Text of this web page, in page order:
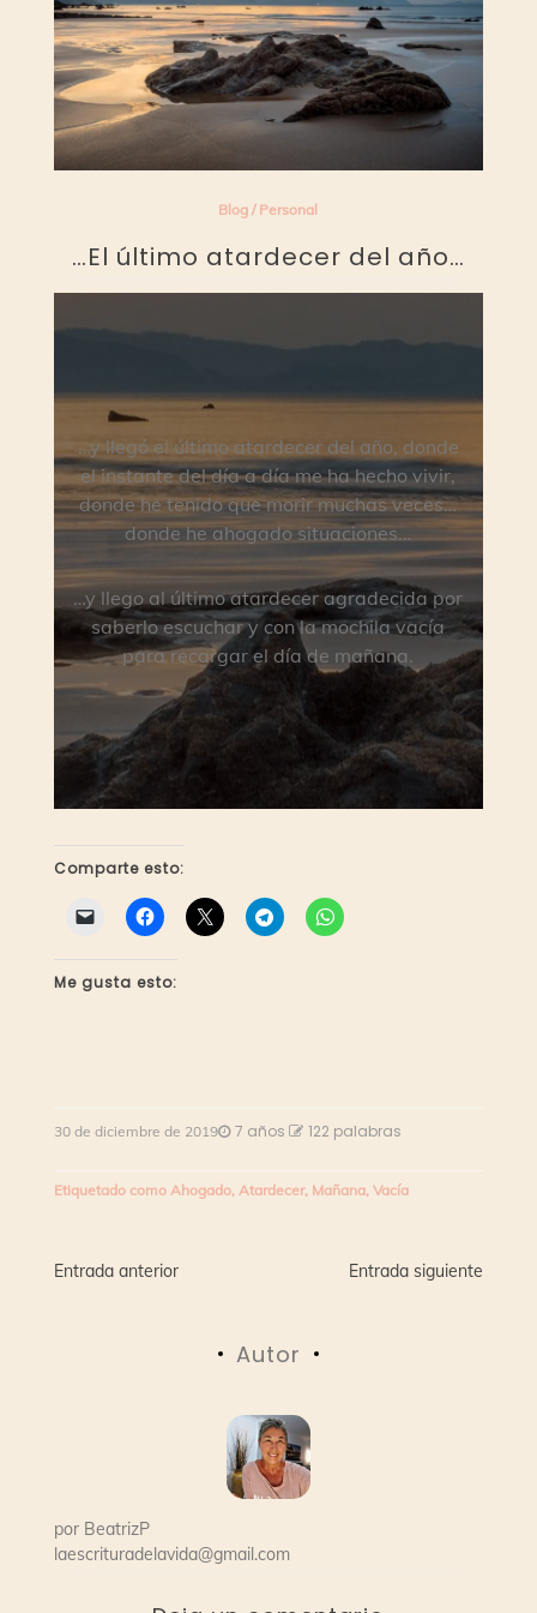
Blog / Personal
…El último atardecer del año…
…y llegó el último atardecer del año, donde
el instante del día a día me ha hecho vivir,
donde he tenido que morir muchas veces…
donde he ahogado situaciones…
…y llego al último atardecer agradecida por
saberlo escuchar y con la mochila vacía
para recargar el día de mañana.
Comparte esto:
Me gusta esto:
30 de diciembre de 2019 7 años 122 palabras
Etiquetado como Ahogado, Atardecer, Mañana, Vacía
Navegación
entradas
Entrada anterior Entrada siguiente
Autor
por BeatrizP
laescrituradelavida@gmail.com